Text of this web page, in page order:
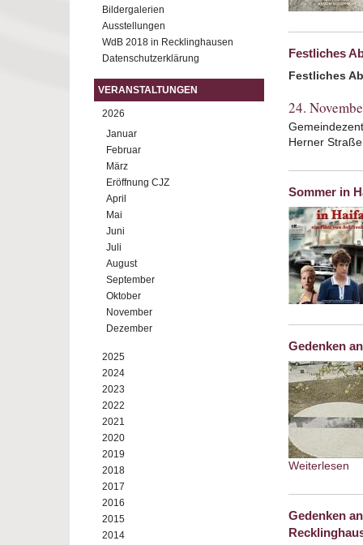
Bildergalerien
Ausstellungen
WdB 2018 in Recklinghausen
Datenschutzerklärung
VERANSTALTUNGEN
2026
Januar
Februar
März
Eröffnung CJZ
April
Mai
Juni
Juli
August
September
Oktober
November
Dezember
2025
2024
2023
2022
2021
2020
2019
2018
2017
2016
2015
2014
Festliches
Festliches
24.
Herner
Sommer in
Gedenken
Weiterlesen
Gedenken